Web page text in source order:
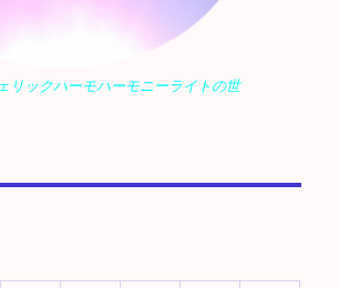
リックハーモハーモニーライトの世